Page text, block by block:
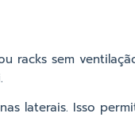
racks sem
laterais. Isso